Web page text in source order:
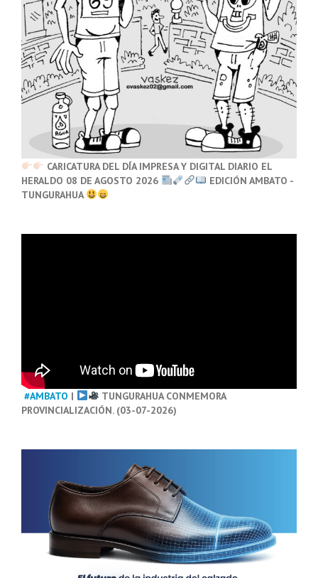
CARICATURA DEL DÍA IMPRESA Y DIGITAL DIARIO EL
HERALDO 08 DE AGOSTO 2026
EDICIÓN AMBATO -
TUNGURAHUA
#AMBATO |
TUNGURAHUA CONMEMORA
PROVINCIALIZACIÓN. (03-07-2026)